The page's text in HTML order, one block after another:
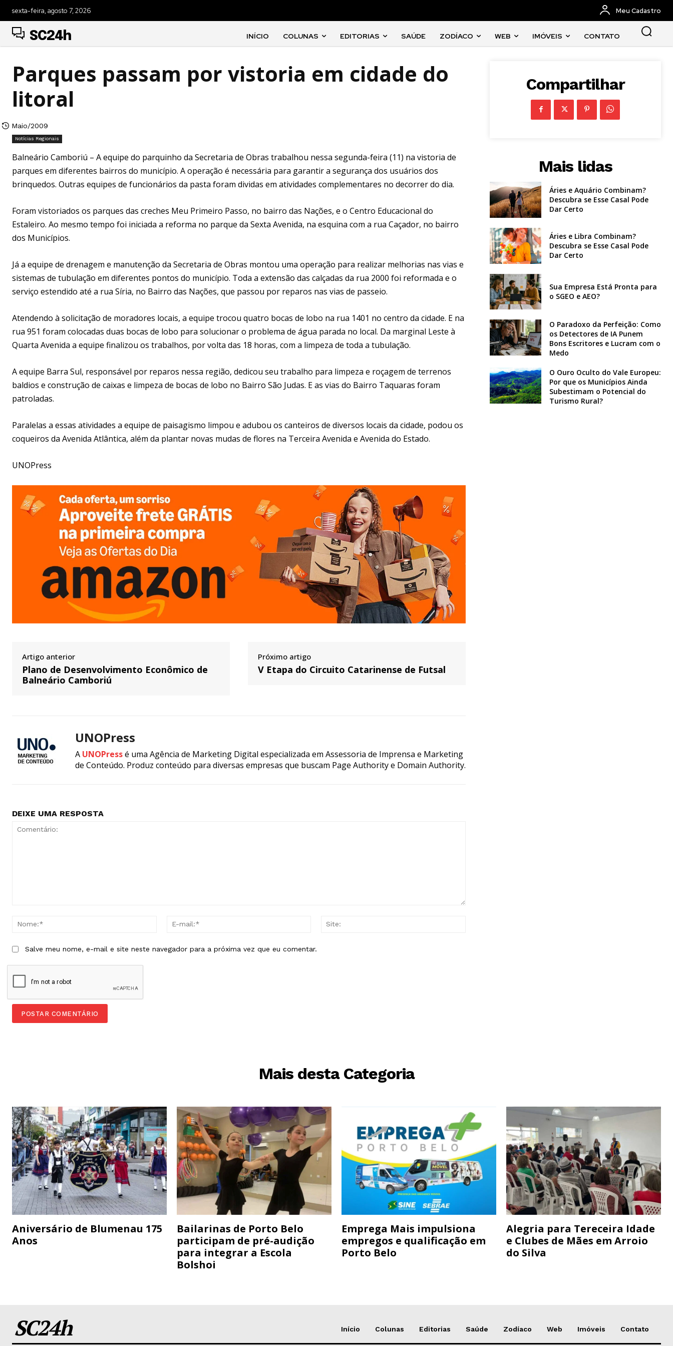
sexta-feira, agosto 7, 2026 Meu Cadastro
SC24h INÍCIO COLUNAS EDITORIAS SAÚDE ZODÍACO WEB IMÓVEIS CONTATO
Parques passam por vistoria em cidade do
litoral
Maio/2009
Notícias Regionais
Balneário Camboriú – A equipe do parquinho da Secretaria de Obras trabalhou nessa segunda-feira (11) na vistoria de
parques em diferentes bairros do município. A operação é necessária para garantir a segurança dos usuários dos
brinquedos. Outras equipes de funcionários da pasta foram dividas em atividades complementares no decorrer do dia.
Foram vistoriados os parques das creches Meu Primeiro Passo, no bairro das Nações, e o Centro Educacional do
Estaleiro. Ao mesmo tempo foi iniciada a reforma no parque da Sexta Avenida, na esquina com a rua Caçador, no bairro
dos Municípios.
Já a equipe de drenagem e manutenção da Secretaria de Obras montou uma operação para realizar melhorias nas vias e
sistemas de tubulação em diferentes pontos do município. Toda a extensão das calçadas da rua 2000 foi reformada e o
serviço estendido até a rua Síria, no Bairro das Nações, que passou por reparos nas vias de passeio.
Atendendo à solicitação de moradores locais, a equipe trocou quatro bocas de lobo na rua 1401 no centro da cidade. E na
rua 951 foram colocadas duas bocas de lobo para solucionar o problema de água parada no local. Da marginal Leste à
Quarta Avenida a equipe finalizou os trabalhos, por volta das 18 horas, com a limpeza de toda a tubulação.
A equipe Barra Sul, responsável por reparos nessa região, dedicou seu trabalho para limpeza e roçagem de terrenos
baldios e construção de caixas e limpeza de bocas de lobo no Bairro São Judas. E as vias do Bairro Taquaras foram
patroladas.
Paralelas a essas atividades a equipe de paisagismo limpou e adubou os canteiros de diversos locais da cidade, podou os
coqueiros da Avenida Atlântica, além da plantar novas mudas de flores na Terceira Avenida e Avenida do Estado.
UNOPress
Artigo anterior
Plano de Desenvolvimento Econômico de
Balneário Camboriú
Próximo artigo
V Etapa do Circuito Catarinense de Futsal
UNOPress
A UNOPressé uma Agência de Marketing Digital especializada em Assessoria de Imprensa e Marketing
de Conteúdo. Produz conteúdo para diversas empresas que buscam Page Authority e Domain Authority.
DEIXE UMA RESPOSTA
Nome:*
Salve meu nome, e-mail e site neste navegador para a próxima vez que eu comentar.
Compartilhar
Mais lidas
Áries e Aquário Combinam?
Descubra se Esse Casal Pode
Dar Certo
Áries e Libra Combinam?
Descubra se Esse Casal Pode
Dar Certo
Sua Empresa Está Pronta para
o SGEO e AEO?
O Paradoxo da Perfeição: Como
os Detectores de IA Punem
Bons Escritores e Lucram com o
Medo
O Ouro Oculto do Vale Europeu:
Por que os Municípios Ainda
Subestimam o Potencial do
Turismo Rural?
Mais desta Categoria
Aniversário de Blumenau 175
Anos
Bailarinas de Porto Belo
participam de pré-audição
para integrar a Escola
Bolshoi
Emprega Mais impulsiona
empregos e qualificação em
Porto Belo
Alegria para Tereceira Idade
e Clubes de Mães em Arroio
do Silva
SC24h Início Colunas Editorias Saúde Zodíaco Web Imóveis Contato